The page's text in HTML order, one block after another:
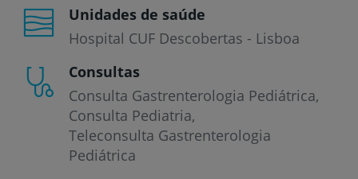
Unidades de saúde
Hospital CUF Descobertas - Lisboa
Consultas
Consulta Gastrenterologia Pediátrica
Consulta Pediatria
Teleconsulta Gastrenterologia
Pediátrica